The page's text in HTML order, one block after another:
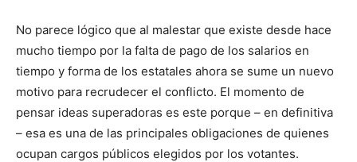
No parece lógico que al malestar que existe desde hace
mucho tiempo por la falta de pago de los salarios en
tiempo y forma de los estatales ahora se sume un nuevo
motivo para recrudecer el conflicto. El momento de
pensar ideas superadoras es este porque – en definitiva
– esa es una de las principales obligaciones de quienes
ocupan cargos públicos elegidos por los votantes.